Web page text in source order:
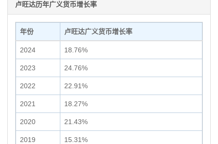
卢旺达历年广义货币增长率
年份 卢旺达广义货币增长率
2024 18.76%
2023 24.76%
2022 22.91%
2021 18.27%
2020 21.43%
2019 15.31%